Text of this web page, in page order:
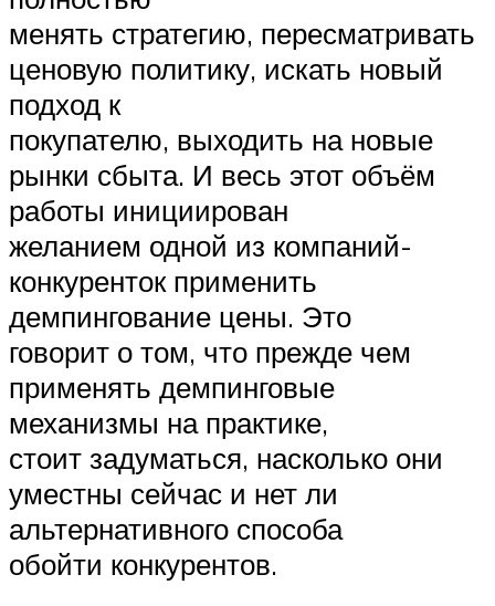
менять стратегию, пересматривать
ценовую политику, искать новый
подход к
покупателю, выходить на новые
рынки сбыта. И весь этот объём
работы инициирован
желанием одной из компаний-
конкуренток применить
демпингование цены. Это
говорит о том, что прежде чем
применять демпинговые
механизмы на практике,
стоит задуматься, насколько они
уместны сейчас и нет ли
альтернативного способа
обойти конкурентов.